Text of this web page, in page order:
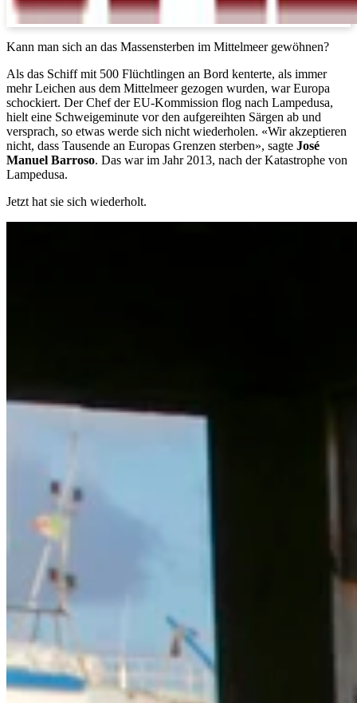
Kann man sich an das Massensterben im Mittelmeer gewöhnen?
Als das Schiff mit 500 Flüchtlingen an Bord kenterte, als immer
mehr Leichen aus dem Mittelmeer gezogen wurden, war Europa
schockiert. Der Chef der EU-Kommission flog nach Lampedusa,
hielt eine Schweigeminute vor den aufgereihten Särgen ab und
versprach, so etwas werde sich nicht wiederholen. «Wir akzeptieren
nicht, dass Tausende an Europas Grenzen sterben», sagte José
Manuel Barroso. Das war im Jahr 2013, nach der Katastrophe von
Lampedusa.
Jetzt hat sie sich wiederholt.